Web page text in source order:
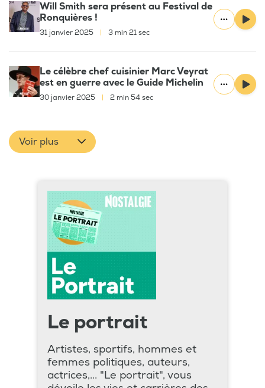
Will Smith sera présent au Festival de
Ronquières !
31 janvier 2025 3 min 21 sec
Le célèbre chef cuisinier Marc Veyrat
est en guerre avec le Guide Michelin
30 janvier 2025 2 min 54 sec
Voir plus
Le portrait
Artistes, sportifs, hommes et
femmes politiques, auteurs,
actrices,... "Le portrait", vous